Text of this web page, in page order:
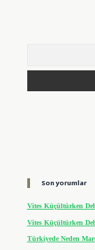
Son yorumlar
Vites Küçültürken
Vites Küçültürken
Türkiyede Neden